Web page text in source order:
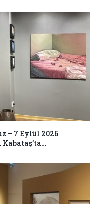
– 7 Eylül 2026